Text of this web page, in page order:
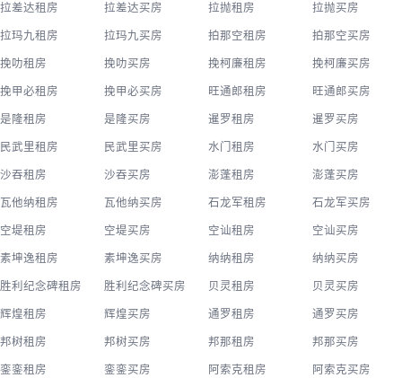
拉差达租房 拉差达买房 拉抛租房 拉抛买房
拉玛九租房 拉玛九买房 拍那空租房 拍那空买房
挽叻租房 挽叻买房 挽柯廉租房 挽柯廉买房
挽甲必租房 挽甲必买房 旺通郎租房 旺通郎买房
是隆租房 是隆买房 暹罗租房 暹罗买房
民武里租房 民武里买房 水门租房 水门买房
沙吞租房 沙吞买房 澎蓬租房 澎蓬买房
瓦他纳租房 瓦他纳买房 石龙军租房 石龙军买房
空堤租房 空堤买房 空讪租房 空讪买房
素坤逸租房 素坤逸买房 纳纳租房 纳纳买房
胜利纪念碑租房 胜利纪念碑买房 贝灵租房 贝灵买房
辉煌租房 辉煌买房 通罗租房 通罗买房
邦树租房 邦树买房 邦那租房 邦那买房
銮銮租房 銮銮买房 阿索克租房 阿索克买房